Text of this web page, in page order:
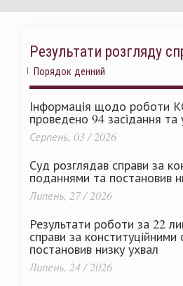
Результати розгляду
Порядок денний
Інформація щодо роботи
проведено 94 засідання та
Серпень, 03 / 2026
Суд розглядав справи за
поданнями та постановив
Липень, 27 / 2026
Результати роботи за 22
справи за конституційними
постановив низку ухвал
Липень, 24 / 2026